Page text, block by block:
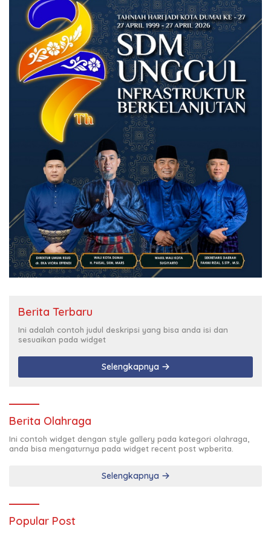
Berita Terbaru
Ini adalah contoh judul deskripsi yang bisa anda isi dan
sesuaikan pada widget
Selengkapnya
Berita Olahraga
Ini contoh widget dengan style gallery pada kategori olahraga,
anda bisa mengaturnya pada widget recent post wpberita.
Selengkapnya
Popular Post